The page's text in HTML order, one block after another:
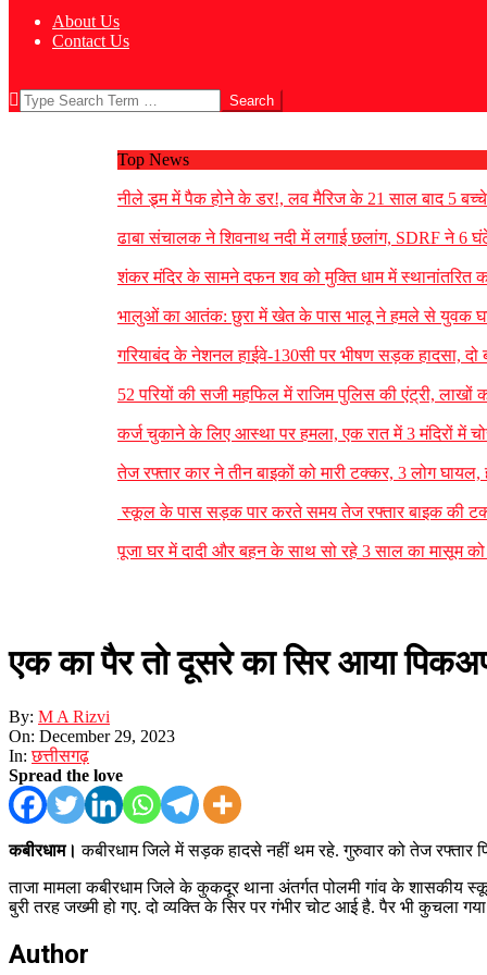
About Us
Contact Us
Search
Top News
नीले ड्र्म में पैक होने के डर!, लव मैरिज के 21 साल बाद 5 बच्चे
ढाबा संचालक ने शिवनाथ नदी में लगाई छलांग, SDRF ने 6
शंकर मंदिर के सामने दफन शव को मुक्ति धाम में स्थानांतरित
भालुओं का आतंक: छुरा में खेत के पास भालू ने हमले से युवक
गरियाबंद के नेशनल हाईवे-130सी पर भीषण सड़क हादसा,
52 परियों की सजी महफिल में राजिम पुलिस की एंट्री,
कर्ज चुकाने के लिए आस्था पर हमला, एक रात में 3 मंदिरों में
तेज रफ्तार कार ने तीन बाइकों को मारी टक्कर, 3 लोग
स्कूल के पास सड़क पार करते समय तेज रफ्तार बाइक की
पूजा घर में दादी और बहन के साथ सो रहे 3 साल का
एक का पैर तो दूसरे का सिर आया
By: M A Rizvi
On: December 29, 2023
In: छत्तीसगढ़
Spread the love
कबीरधाम। कबीरधाम जिले में सड़क हादसे नहीं थम रहे. गुरुवार को तेज रफ्तार
ताजा मामला कबीरधाम जिले के कुकदूर थाना अंतर्गत पोलमी गांव के शासकीय
बुरी तरह जख्मी हो गए. दो व्यक्ति के सिर पर गंभीर चोट आई है. पैर भी कुचला
Author